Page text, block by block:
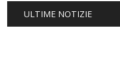
ULTIME NOTIZIE